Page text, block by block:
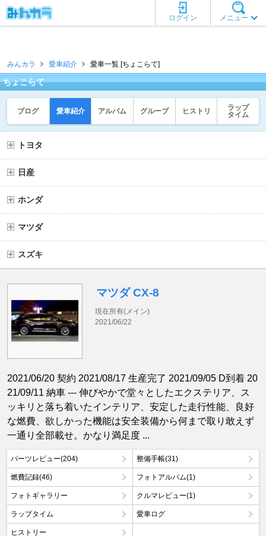
メニュー
ログイン
みんカラ 愛車紹介 愛車一覧 [ちょこらて]
ちょこらて
ブログ 愛車紹介 アルバム グループ ヒストリ
ラップ
タイム
トヨタ
日産
ホンダ
マツダ
スズキ
マツダ CX-8
現在所有(メイン)
2021/06/22
2021/06/20 契約 2021/08/17 生産完了 2021/09/05 D到着 20
21/09/11 納車 --- 伸びやかで堂々としたエクステリア、ス
ッキリと落ち着いたインテリア、安定した走行性能、良好
な燃費、欲しかった機能は安全装備から何まで取り敢えず
一通り全部載せ。かなり満足度 ...
パーツレビュー(204) 整備手帳(31)
燃費記録(46) フォトアルバム(1)
フォトギャラリー クルマレビュー(1)
ラップタイム 愛車ログ
ヒストリー